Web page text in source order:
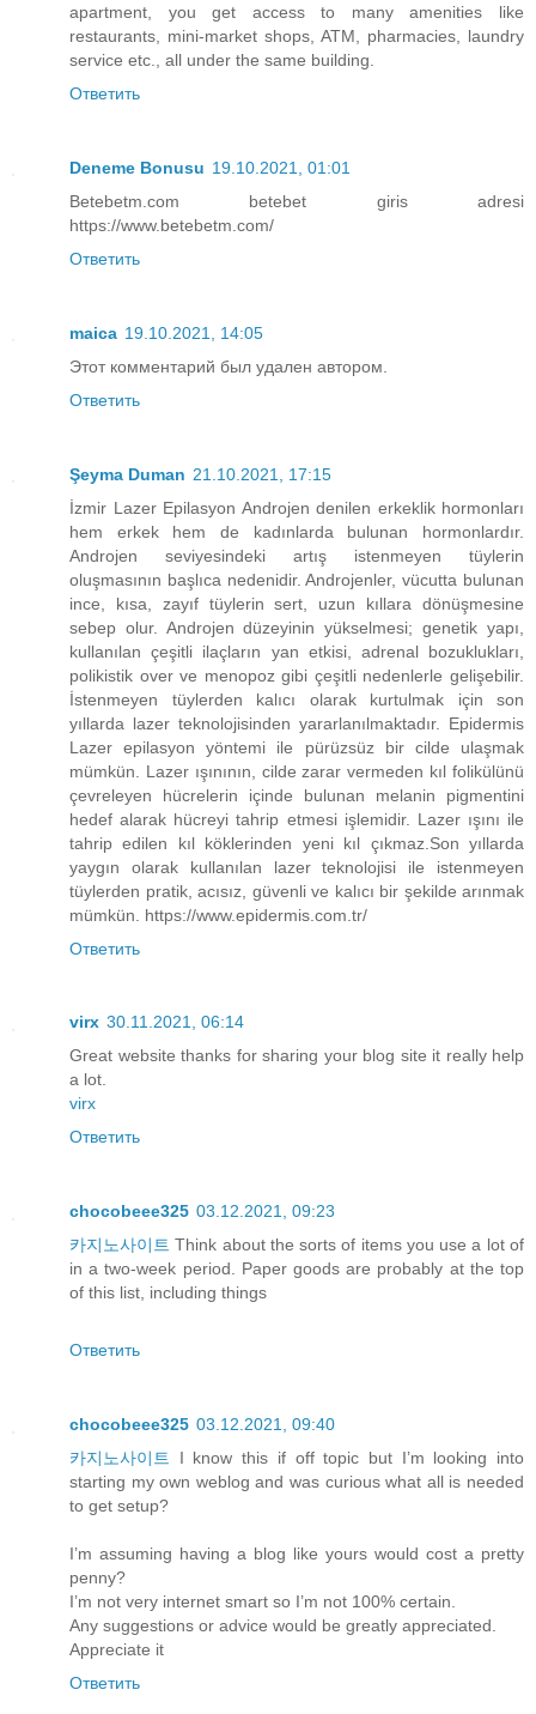
apartment, you get access to many amenities like
restaurants, mini-market shops, ATM, pharmacies, laundry
service etc., all under the same building.
Ответить
Deneme Bonusu 19.10.2021, 01:01
Betebetm.com betebet giris adresi
https://www.betebetm.com/
Ответить
maica 19.10.2021, 14:05
Этот комментарий был удален автором.
Ответить
Şeyma Duman 21.10.2021, 17:15
İzmir Lazer Epilasyon Androjen denilen erkeklik hormonları
hem erkek hem de kadınlarda bulunan hormonlardır.
Androjen seviyesindeki artış istenmeyen tüylerin
oluşmasının başlıca nedenidir. Androjenler, vücutta bulunan
ince, kısa, zayıf tüylerin sert, uzun kıllara dönüşmesine
sebep olur. Androjen düzeyinin yükselmesi; genetik yapı,
kullanılan çeşitli ilaçların yan etkisi, adrenal bozuklukları,
polikistik over ve menopoz gibi çeşitli nedenlerle gelişebilir.
İstenmeyen tüylerden kalıcı olarak kurtulmak için son
yıllarda lazer teknolojisinden yararlanılmaktadır. Epidermis
Lazer epilasyon yöntemi ile pürüzsüz bir cilde ulaşmak
mümkün. Lazer ışınının, cilde zarar vermeden kıl folikülünü
çevreleyen hücrelerin içinde bulunan melanin pigmentini
hedef alarak hücreyi tahrip etmesi işlemidir. Lazer ışını ile
tahrip edilen kıl köklerinden yeni kıl çıkmaz.Son yıllarda
yaygın olarak kullanılan lazer teknolojisi ile istenmeyen
tüylerden pratik, acısız, güvenli ve kalıcı bir şekilde arınmak
mümkün. https://www.epidermis.com.tr/
Ответить
virx 30.11.2021, 06:14
Great website thanks for sharing your blog site it really help
a lot.
virx
Ответить
chocobeee325 03.12.2021, 09:23
카지노사이트 Think about the sorts of items you use a lot of
in a two-week period. Paper goods are probably at the top
of this list, including things
Ответить
chocobeee325 03.12.2021, 09:40
카지노사이트 I know this if off topic but I’m looking into
starting my own weblog and was curious what all is needed
to get setup?
I’m assuming having a blog like yours would cost a pretty
penny?
I’m not very internet smart so I’m not 100% certain.
Any suggestions or advice would be greatly appreciated.
Appreciate it
Ответить